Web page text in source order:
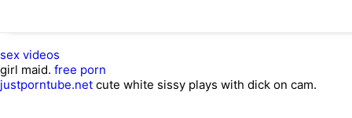
sex videos
girl maid. free porn
justporntube.net cute white sissy plays with dick on cam.